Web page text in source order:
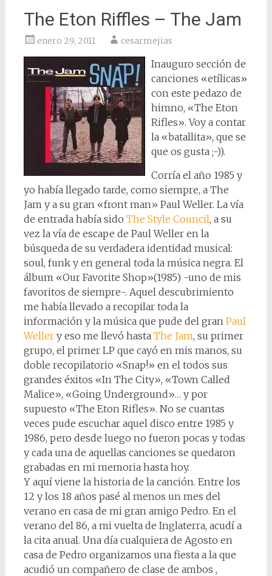
The Eton Riffles – The Jam
enero 29, 2011 cesarmejias
Inauguro sección de
canciones «etílicas»
con este pedazo de
himno, «The Eton
Rifles». Voy a contar
la «batallita», que se
que os gusta ;-)).
Corría el año 1985 y
yo había llegado tarde, como siempre, a The
Jam y a su gran «front man» Paul Weller. La vía
de entrada había sido The Style Council, a su
vez la vía de escape de Paul Weller en la
búsqueda de su verdadera identidad musical:
soul, funk y en general toda la música negra. El
álbum «Our Favorite Shop»(1985) -uno de mis
favoritos de siempre-. Aquel descubrimiento
me había llevado a recopilar toda la
información y la música que pude del gran Paul
Wellery eso me llevó hasta The Jam, su primer
grupo, el primer LP que cayó en mis manos, su
doble recopilatorio «Snap!» en el todos sus
grandes éxitos «In The City», «Town Called
Malice», «Going Underground»… y por
supuesto «The Eton Rifles». No se cuantas
veces pude escuchar aquel disco entre 1985 y
1986, pero desde luego no fueron pocas y todas
y cada una de aquellas canciones se quedaron
grabadas en mi memoria hasta hoy.
Y aquí viene la historia de la canción. Entre los
12 y los 18 años pasé al menos un mes del
verano en casa de mi gran amigo Pedro. En el
verano del 86, a mi vuelta de Inglaterra, acudí a
la cita anual. Una día cualquiera de Agosto en
casa de Pedro organizamos una fiesta a la que
acudió un compañero de clase de ambos ,